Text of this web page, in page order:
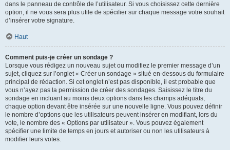
dans le panneau de contrôle de l’utilisateur. Si vous choisissez cette dernière
option, il ne vous sera plus utile de spécifier sur chaque message votre souhait
d’insérer votre signature.
Haut
Comment puis-je créer un sondage ?
Lorsque vous rédigez un nouveau sujet ou modifiez le premier message d’un
sujet, cliquez sur l’onglet « Créer un sondage » situé en-dessous du formulaire
principal de rédaction. Si cet onglet n’est pas disponible, il est probable que
vous n’ayez pas la permission de créer des sondages. Saisissez le titre du
sondage en incluant au moins deux options dans les champs adéquats,
chaque option devant être insérée sur une nouvelle ligne. Vous pouvez définir
le nombre d’options que les utilisateurs peuvent insérer en modifiant, lors du
vote, le nombre des « Options par utilisateur ». Vous pouvez également
spécifier une limite de temps en jours et autoriser ou non les utilisateurs à
modifier leurs votes.